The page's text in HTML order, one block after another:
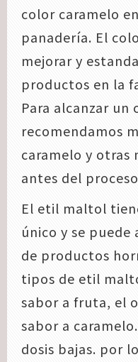
color caramelo
panadería. El
mejorar y
productos en la
Para alcanzar
recomendamos
caramelo y otras
antes del
El etil maltol
único y se puede
de productos
tipos de etil
sabor a fruta, el
sabor a
dosis bajas. por